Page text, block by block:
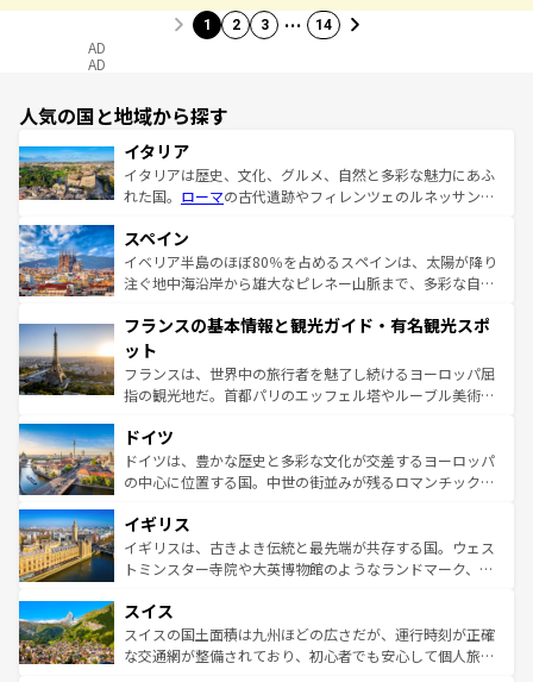
1 2 3 … 14
AD
AD
人気の国と地域から探す
イタリア
イタリアは歴史、文化、グルメ、自然と多彩な魅力にあふ
れた国。 ローマの古代遺跡やフィレンツェのルネッサンス
ろん、トスカーナの美しい田園風景やアマルフィ海岸の絶
景など、自然景観も見逃せない。観光の合間には、本場の
ピザやパスタなど、絶品のイタリア料理を堪能することも
ませてくれるイタリアで、忘れられない旅をしてみよう！
なお、新着のイタリア情報は
しい。
スペイン
イベリア半島のほぼ80％を占めるスペインは、太陽が降り
注ぐ地中海沿岸から雄大なピレネー山脈まで、多彩な自然
文化が根付くこの国では、情熱的なフラメンコ、熱気あふ
れる闘牛、そして美味しいタパスが生活の一部となってい
る。首都マドリードの洗練された雰囲気や、バルセロナの
アートに溢れた街角から、地方では古代ローマ遺跡や中世
せる。地方によって風土や気候が異なるスペインはその個
性で訪れる人を魅了する。 なお、新着のスペイン情報は コ
ンテンツ一覧を参照してほしい。
フランスの基本情報と観光ガイド・有名観光スポ
ット
フランスは、世界中の旅行者を魅了し続けるヨーロッパ屈
指の観光地だ。首都パリのエッフェル塔やルーブル美術館
で、幅広い魅力が詰まっている。華麗な宮殿、歴史的な大
聖堂、美しいビーチ、そして豊かな自然が、訪れる者を心
から魅了する。また、フランスは美食の国としても知ら
いる。シャンパンの発祥地であるランス、プロヴァンスの
香り高いラベンダー畑など、多彩な楽しみ方が可能だ。さ
らに、パリ以外の地域にも魅力が溢れており、どの街角に
れる地方に足を運ぶとそれぞれで全く異なる文化を体験で
きるだろう。 なお、新着のフランス情報はコンテンツ一覧
を参照してほしい。
ドイツ
ドイツは、豊かな歴史と多彩な文化が交差するヨーロッパ
の中心に位置する国。中世の街並みが残るロマンチック街
顔を持つこの国は、どこを歩いても飽きることがない。ベ
ルリンの文化的活気、バイエルン州のアルプスの絶景、そ
してライン川沿いのワイン畑といった風景は必見。ビール
は、お酒好きな人にはぜひ体験してほしい。 なお、新着の
ドイツ情報はコンテンツ一覧を参照してほしい。
イギリス
イギリスは、古きよき伝統と最先端が共存する国。ウェス
トミンスター寺院や大英博物館のようなランドマーク、歴
リアごとに異なる魅力がある。また、優雅なアフタヌーン
ティー、ビール好きにはたまらない英国パブ、サッカー観
戦など、本場だからこそできる体験も豊富。イギリスを旅
スイス
スイスの国土面積は九州ほどの広さだが、運行時刻が正確
な交通網が整備されており、初心者でも安心して個人旅行